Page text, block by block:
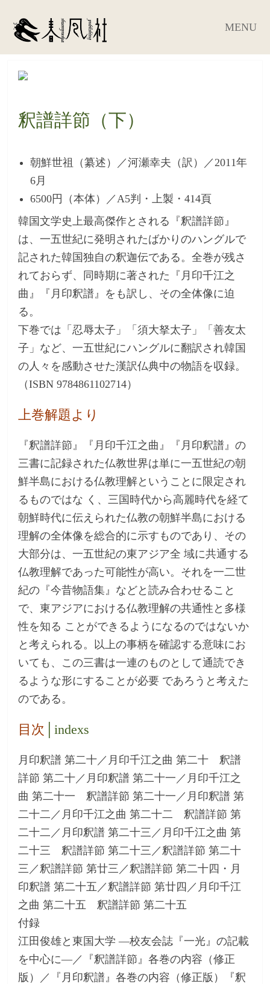
MENU
釈譜詳節（下）
朝鮮世祖（纂述）／河瀬幸夫（訳）／2011年
6月
6500円（本体）／A5判・上製・414頁
韓国文学史上最高傑作とされる『釈譜詳節』
は、一五世紀に発明されたばかりのハングルで
記された韓国独自の釈迦伝である。全巻が残さ
れておらず、同時期に著された『月印千江之
曲』『月印釈譜』をも訳し、その全体像に迫
る。
下巻では「忍辱太子」「須大拏太子」「善友太
子」など、一五世紀にハングルに翻訳され韓国
の人々を感動させた漢訳仏典中の物語を収録。
（ISBN 9784861102714）
上巻解題より
『釈譜詳節』『月印千江之曲』『月印釈譜』の
三書に記録された仏教世界は単に一五世紀の朝
鮮半島における仏教理解ということに限定され
るものではな く、三国時代から高麗時代を経て
朝鮮時代に伝えられた仏教の朝鮮半島における
理解の全体像を総合的に示すものであり、その
大部分は、一五世紀の東アジア全 域に共通する
仏教理解であった可能性が高い。それを一二世
紀の『今昔物語集』などと読み合わせること
で、東アジアにおける仏教理解の共通性と多様
性を知る ことができるようになるのではないか
と考えられる。以上の事柄を確認する意味にお
いても、この三書は一連のものとして通読でき
るような形にすることが必要 であろうと考えた
のである。
目次 │indexs
月印釈譜 第二十／月印千江之曲 第二十 釈譜
詳節 第二十／月印釈譜 第二十一／月印千江之
曲 第二十一 釈譜詳節 第二十一／月印釈譜 第
二十二／月印千江之曲 第二十二 釈譜詳節 第
二十二／月印釈譜 第二十三／月印千江之曲 第
二十三 釈譜詳節 第二十三／釈譜詳節 第二十
三／釈譜詳節 第廿三／釈譜詳節 第二十四・月
印釈譜 第二十五／釈譜詳節 第廿四／月印千江
之曲 第二十五 釈譜詳節 第二十五
付録
江田俊雄と東国大学 ―校友会誌『一光』の記載
を中心に―／『釈譜詳節』各巻の内容（修正
版）／『月印釈譜』各巻の内容（修正版）『釈